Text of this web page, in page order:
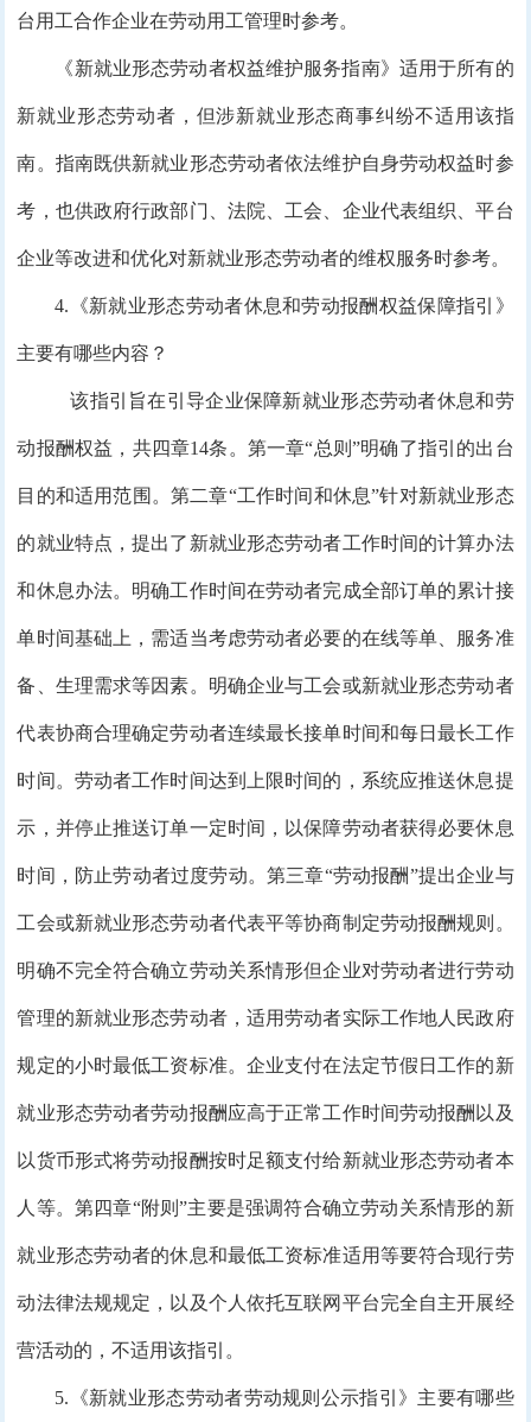
台用工合作企业在劳动用工管理时参考。
《新就业形态劳动者权益维护服务指南》适用于所有的
新就业形态劳动者，但涉新就业形态商事纠纷不适用该指
南。指南既供新就业形态劳动者依法维护自身劳动权益时参
考，也供政府行政部门、法院、工会、企业代表组织、平台
企业等改进和优化对新就业形态劳动者的维权服务时参考。
4.《新就业形态劳动者休息和劳动报酬权益保障指引》
主要有哪些内容？
该指引旨在引导企业保障新就业形态劳动者休息和劳
动报酬权益，共四章14条。第一章“总则”明确了指引的出台
目的和适用范围。第二章“工作时间和休息”针对新就业形态
的就业特点，提出了新就业形态劳动者工作时间的计算办法
和休息办法。明确工作时间在劳动者完成全部订单的累计接
单时间基础上，需适当考虑劳动者必要的在线等单、服务准
备、生理需求等因素。明确企业与工会或新就业形态劳动者
代表协商合理确定劳动者连续最长接单时间和每日最长工作
时间。劳动者工作时间达到上限时间的，系统应推送休息提
示，并停止推送订单一定时间，以保障劳动者获得必要休息
时间，防止劳动者过度劳动。第三章“劳动报酬”提出企业与
工会或新就业形态劳动者代表平等协商制定劳动报酬规则。
明确不完全符合确立劳动关系情形但企业对劳动者进行劳动
管理的新就业形态劳动者，适用劳动者实际工作地人民政府
规定的小时最低工资标准。企业支付在法定节假日工作的新
就业形态劳动者劳动报酬应高于正常工作时间劳动报酬以及
以货币形式将劳动报酬按时足额支付给新就业形态劳动者本
人等。第四章“附则”主要是强调符合确立劳动关系情形的新
就业形态劳动者的休息和最低工资标准适用等要符合现行劳
动法律法规规定，以及个人依托互联网平台完全自主开展经
营活动的，不适用该指引。
5.《新就业形态劳动者劳动规则公示指引》主要有哪些